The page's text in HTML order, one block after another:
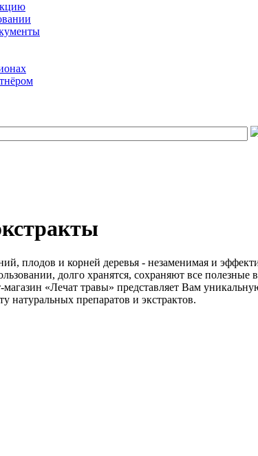
плодов и корней деревья - незаменимая и
долго хранятся, сохраняют все
«Лечат травы» представляет Вам
натуральных препаратов и экстрактов.